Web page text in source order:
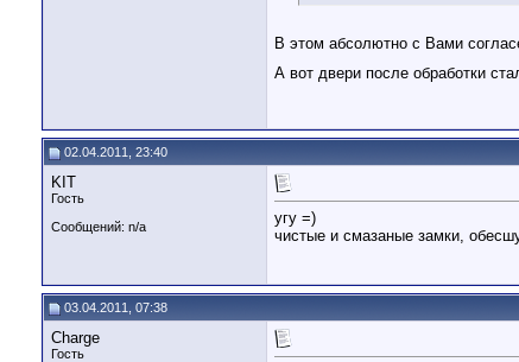
В этом абсолютно с Вами
А вот двери после обработки
02.04.2011, 23:40
KIT
Гость
Сообщений: n/a
угу =)
чистые и смазаные замки,
03.04.2011, 07:38
Charge
Гость